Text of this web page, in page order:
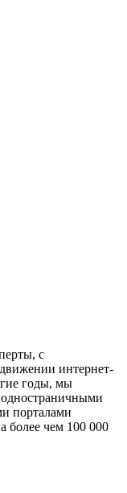
с
интернет-
годы, мы
порталами
более чем 100 000